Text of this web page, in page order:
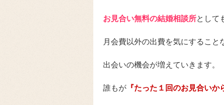
お見合い無料の結婚相談所として
月会費以外の出費を気にすること
出会いの機会が増えていきます。
誰もが 『たった１回のお見合いか